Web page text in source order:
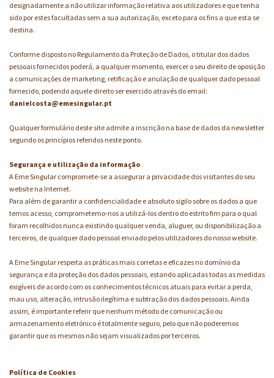
designadamente a não utilizar informação relativa aos utilizadores e que tenha
sido por estes facultadas sem a sua autorização, exceto para os fins a que esta se
destina.
Conforme disposto no Regulamento da Proteção de Dados, o titular dos dados
pessoais fornecidos poderá, a qualquer momento, exercer o seu direito de oposição
a comunicações de marketing, retificação e anulação de qualquer dado pessoal
fornecido, podendo aquele direito ser exercido através do email:
danielcosta@emesingular.pt
Qualquer formulário deste site admite a inscrição na base de dados da newsletter
segundo os princípios referidos neste ponto.
Segurança e utilização da informação
A Eme Singular compromete-se a assegurar a privacidade dos visitantes do seu
website na Internet.
Para além de garantir a confidencialidade e absoluto sigilo sobre os dados a que
temos acesso, comprometemo-nos a utilizá-los dentro do estrito fim para o qual
foram recolhidos nunca existindo qualquer venda, aluguer, ou disponibilização a
terceiros, de qualquer dado pessoal enviado pelos utilizadores do nosso website.
A Eme Singular respeita as práticas mais corretas e eficazes no domínio da
segurança e da proteção dos dados pessoais, estando aplicadas todas as medidas
exigíveis de acordo com os conhecimentos técnicos atuais para evitar a perda,
mau uso, alteração, intrusão ilegítima e subtração dos dados pessoais. Ainda
assim, é importante referir que nenhum método de comunicação ou
armazenamento eletrónico é totalmente seguro, pelo que não poderemos
garantir que os mesmos não sejam visualizados por terceiros.
Política de Cookies